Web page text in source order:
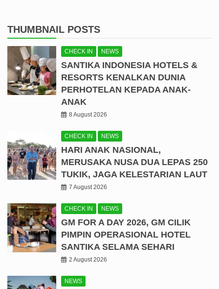
THUMBNAIL POSTS
CHECK IN NEWS
SANTIKA INDONESIA HOTELS &
RESORTS KENALKAN DUNIA
PERHOTELAN KEPADA ANAK-
ANAK
8 August 2026
CHECK IN NEWS
HARI ANAK NASIONAL,
MERUSAKA NUSA DUA LEPAS 250
TUKIK, JAGA KELESTARIAN LAUT
7 August 2026
CHECK IN NEWS
GM FOR A DAY 2026, GM CILIK
PIMPIN OPERASIONAL HOTEL
SANTIKA SELAMA SEHARI
2 August 2026
NEWS